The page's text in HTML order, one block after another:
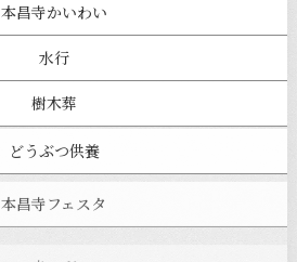
本昌寺かいわい
水行
樹木葬
どうぶつ供養
本昌寺フェスタ